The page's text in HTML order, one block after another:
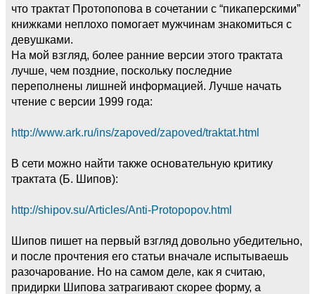
что трактат Протопопова в сочетании с “пикаперскими”
книжками неплохо помогает мужчинам знакомиться с
девушками.
На мой взгляд, более ранние версии этого трактата
лучше, чем поздние, поскольку последние
переполнены лишней информацией. Лучше начать
чтение с версии 1999 года:
http://www.ark.ru/ins/zapoved/zapoved/traktat.html
В сети можно найти также основательную критику
трактата (Б. Шипов):
http://shipov.su/Articles/Anti-Protopopov.html
Шипов пишет на первый взгляд довольно убедительно,
и после прочтения его статьи вначале испытываешь
разочарование. Но на самом деле, как я считаю,
придирки Шипова затрагивают скорее форму, а